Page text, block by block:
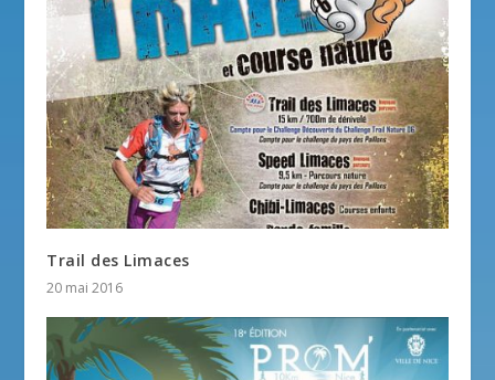
Trail des Limaces
20 mai 2016